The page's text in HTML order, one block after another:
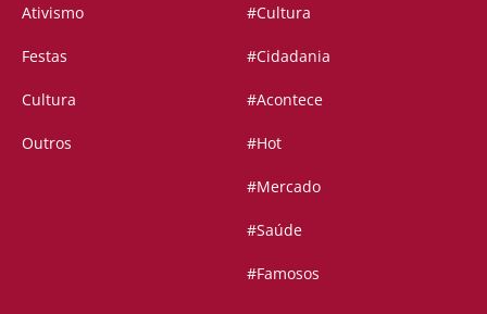
Ativismo
Festas
Cultura
Outros
#Cultura
#Cidadania
#Acontece
#Hot
#Mercado
#Saúde
#Famosos